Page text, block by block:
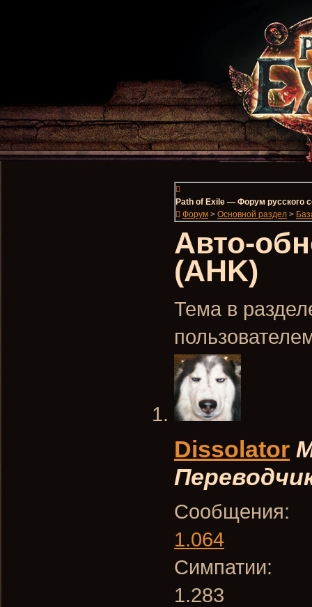
Path of Exile — Форум русского
Форум > Основной раздел >
Авто-
(AHK)
Тема в
Dissolator
Сообщения:
1.064
Симпатии:
1.283